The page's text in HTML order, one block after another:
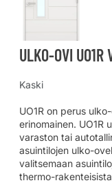
ULKO-OVI UO1R
Kaski
UO1R on perus
erinomainen. UO1R
varaston tai
asuintilojen ulko-
valitsemaan
thermo-